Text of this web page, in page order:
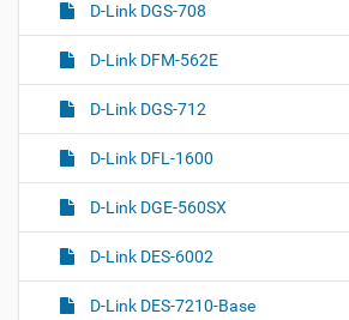
D-Link DGS-708
D-Link DFM-562E
D-Link DGS-712
D-Link DFL-1600
D-Link DGE-560SX
D-Link DES-6002
D-Link DES-7210-Base